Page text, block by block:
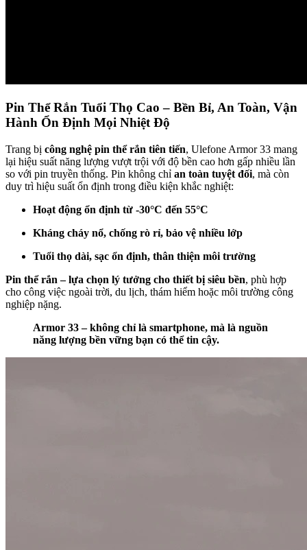
Pin Thể Rắn Tuổi Thọ Cao – Bền Bỉ, An Toàn, Vận
Hành Ổn Định Mọi Nhiệt Độ
Trang bị công nghệ pin thể rắn tiên tiến, Ulefone Armor 33 mang
lại hiệu suất năng lượng vượt trội với độ bền cao hơn gấp nhiều lần
so với pin truyền thống. Pin không chỉ an toàn tuyệt đối, mà còn
duy trì hiệu suất ổn định trong điều kiện khắc nghiệt:
Hoạt động ổn định từ -30°C đến 55°C
Kháng cháy nổ, chống rò rỉ, bảo vệ nhiều lớp
Tuổi thọ dài, sạc ổn định, thân thiện môi trường
Pin thể rắn – lựa chọn lý tưởng cho thiết bị siêu bền, phù hợp
cho công việc ngoài trời, du lịch, thám hiểm hoặc môi trường công
nghiệp nặng.
Armor 33 – không chỉ là smartphone, mà là nguồn
năng lượng bền vững bạn có thể tin cậy.